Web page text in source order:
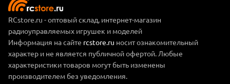
RCstore.ru - оптовый склад, интернет-магазин
радиоуправляемых игрушек и моделей
Информация на сайте rcstore.ru носит ознакомительный
характер и не является публичной офертой. Любые
характеристики товаров могут быть изменены
производителем без уведомления.